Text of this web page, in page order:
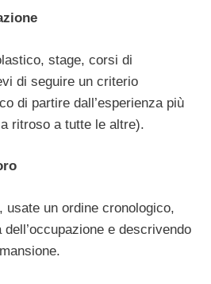
stage, corsi di
di seguire un criterio
di partire dall’esperienza più
ritroso a tutte le altre).
usate un ordine cronologico,
e descrivendo